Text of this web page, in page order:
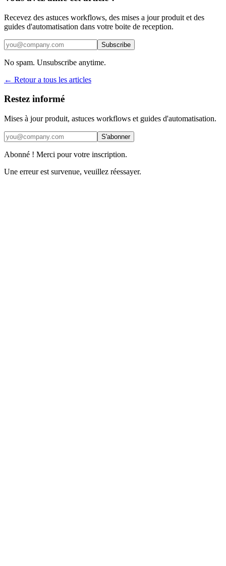
Recevez des astuces workflows, des mises a jour produit et des
guides d'automatisation dans votre boite de reception.
Subscribe
No spam. Unsubscribe anytime.
← Retour a tous les articles
Restez informé
Mises à jour produit, astuces workflows et guides d'automatisation.
S'abonner
Abonné ! Merci pour votre inscription.
Une erreur est survenue, veuillez réessayer.